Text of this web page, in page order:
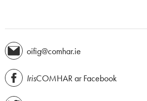
oifig@comhar.ie
IrisCOMHAR ar Facebook